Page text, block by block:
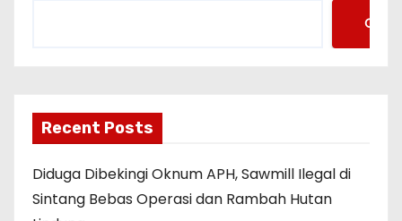
Cari
Recent Posts
Diduga Dibekingi Oknum APH, Sawmill Ilegal di
Sintang Bebas Operasi dan Rambah Hutan